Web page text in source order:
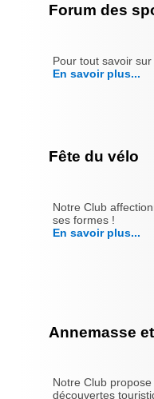
Forum des
Pour tout savoir
En savoir plus...
Fête du vélo
Notre Club
ses formes !
En savoir plus...
Annemasse
Notre Club
découvertes